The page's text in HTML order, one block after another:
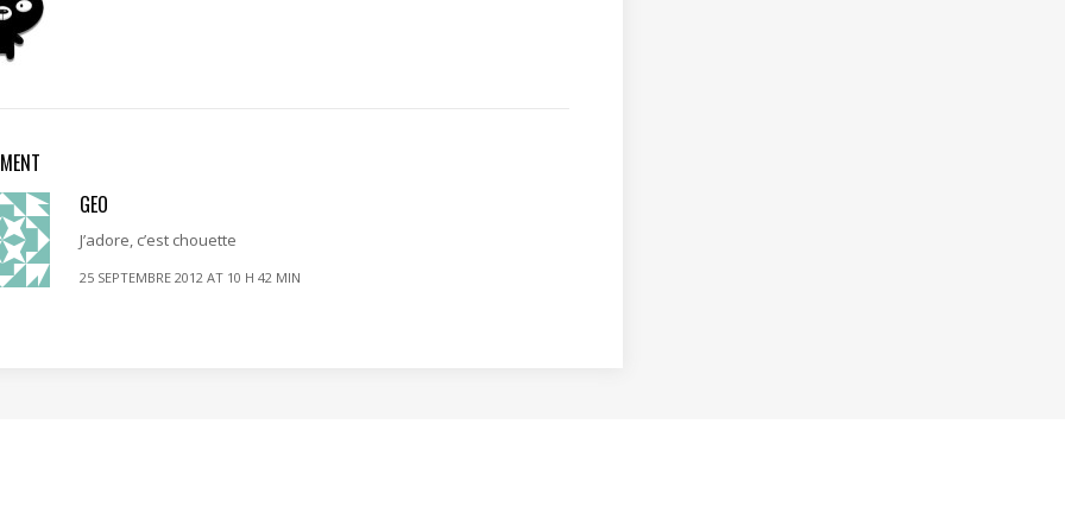
GEO
J’adore, c’est chouette
25 SEPTEMBRE 2012 AT 10 H 42 MIN